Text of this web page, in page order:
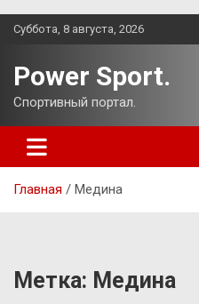
Перейти
Суббота, 8 августа, 2026
Power Sport.
Спортивный портал.
Главная Медина
Метка: Медина